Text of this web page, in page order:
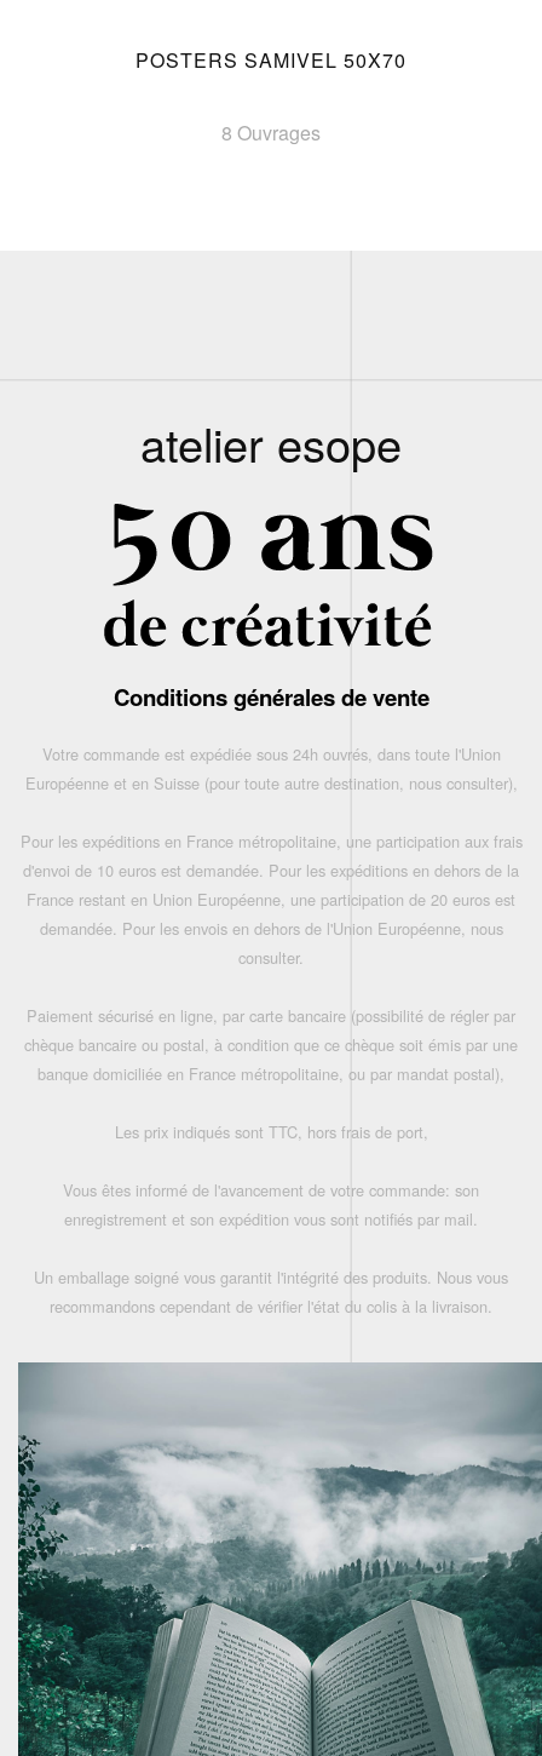
POSTERS SAMIVEL 50X70
8 Ouvrages
atelier esope
Conditions générales de vente
Votre commande est expédiée sous 24h ouvrés, dans toute l'Union
Européenne et en Suisse (pour toute autre destination, nous consulter),
Pour les expéditions en France métropolitaine, une participation aux frais
d'envoi de 10 euros est demandée. Pour les expéditions en dehors de la
France restant en Union Européenne, une participation de 20 euros est
demandée. Pour les envois en dehors de l'Union Européenne, nous
consulter.
Paiement sécurisé en ligne, par carte bancaire (possibilité de régler par
chèque bancaire ou postal, à condition que ce chèque soit émis par une
banque domiciliée en France métropolitaine, ou par mandat postal),
Les prix indiqués sont TTC, hors frais de port,
Vous êtes informé de l'avancement de votre commande: son
enregistrement et son expédition vous sont notifiés par mail.
Un emballage soigné vous garantit l'intégrité des produits. Nous vous
recommandons cependant de vérifier l'état du colis à la livraison.